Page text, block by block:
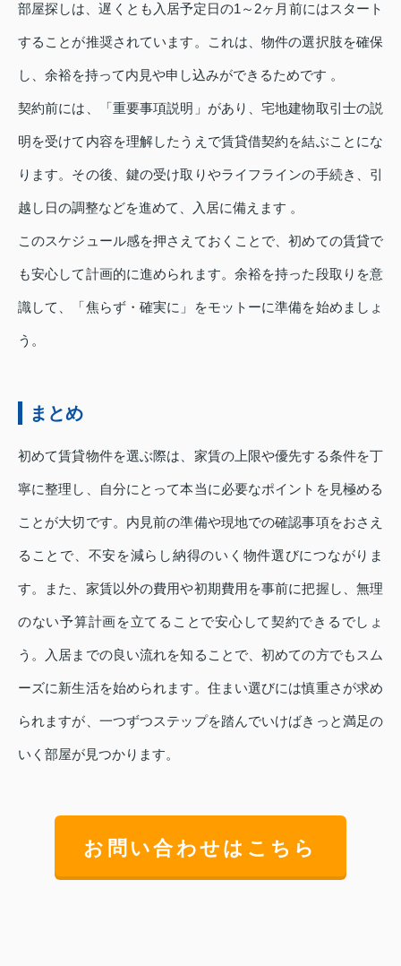
部屋探しは、遅くとも入居予定日の1～2ヶ月前にはスタート
することが推奨されています。これは、物件の選択肢を確保
し、余裕を持って内見や申し込みができるためです 。
契約前には、「重要事項説明」があり、宅地建物取引士の説
明を受けて内容を理解したうえで賃貸借契約を結ぶことにな
ります。その後、鍵の受け取りやライフラインの手続き、引
越し日の調整などを進めて、入居に備えます 。
このスケジュール感を押さえておくことで、初めての賃貸で
も安心して計画的に進められます。余裕を持った段取りを意
識して、「焦らず・確実に」をモットーに準備を始めましょ
う。
まとめ
初めて賃貸物件を選ぶ際は、家賃の上限や優先する条件を丁
寧に整理し、自分にとって本当に必要なポイントを見極める
ことが大切です。内見前の準備や現地での確認事項をおさえ
ることで、不安を減らし納得のいく物件選びにつながりま
す。また、家賃以外の費用や初期費用を事前に把握し、無理
のない予算計画を立てることで安心して契約できるでしょ
う。入居までの良い流れを知ることで、初めての方でもスム
ーズに新生活を始められます。住まい選びには慎重さが求め
られますが、一つずつステップを踏んでいけばきっと満足の
いく部屋が見つかります。
お問い合わせはこちら